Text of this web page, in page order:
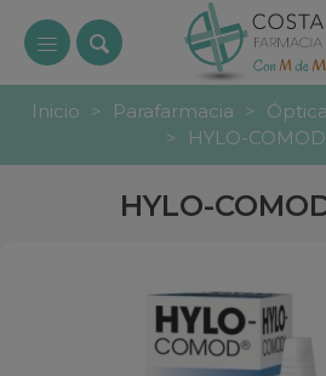
Inicio > Parafarmacia > Óptica
>
HYLO-
HYLO-